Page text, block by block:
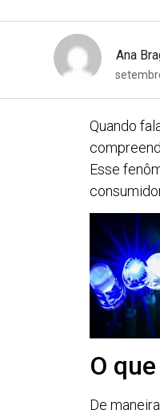
Ana
Quando
Esse
O
De